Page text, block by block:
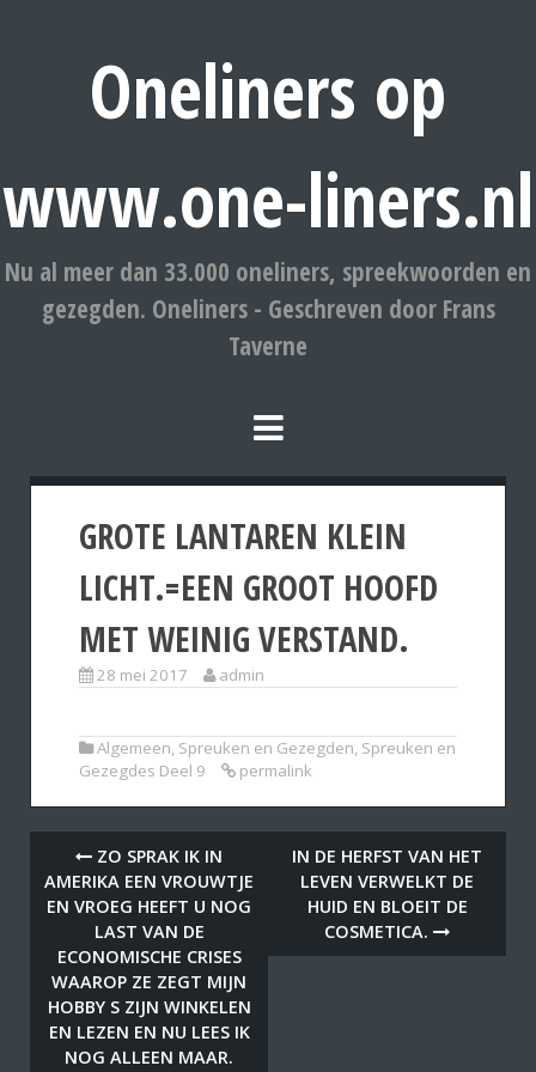
Oneliners op
www.one-liners.nl
Nu al meer dan 33.000 oneliners, spreekwoorden en
gezegden. Oneliners - Geschreven door Frans
Taverne
GROTE LANTAREN KLEIN
LICHT.=EEN GROOT HOOFD
MET WEINIG VERSTAND.
28 mei 2017 admin
Algemeen, Spreuken en Gezegden, Spreuken en
Gezegdes Deel 9
permalink
ZO SPRAK IK IN
AMERIKA EEN VROUWTJE
EN VROEG HEEFT U NOG
LAST VAN DE
ECONOMISCHE CRISES
WAAROP ZE ZEGT MIJN
HOBBY S ZIJN WINKELEN
EN LEZEN EN NU LEES IK
NOG ALLEEN MAAR.
IN DE HERFST VAN HET
LEVEN VERWELKT DE
HUID EN BLOEIT DE
COSMETICA.